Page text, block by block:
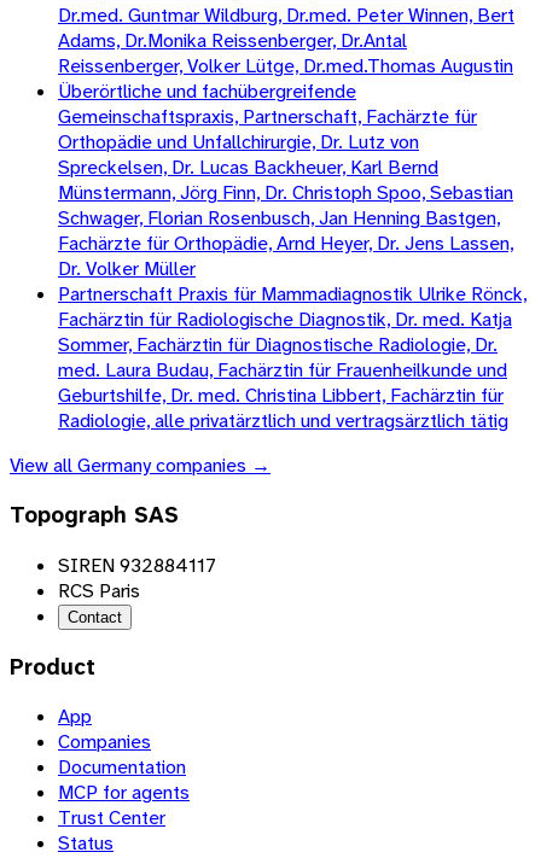
Dr.med. Guntmar Wildburg, Dr.med. Peter Winnen, Bert
Adams, Dr.Monika Reissenberger, Dr.Antal
Reissenberger, Volker Lütge, Dr.med.Thomas Augustin
Überörtliche und fachübergreifende
Gemeinschaftspraxis, Partnerschaft, Fachärzte für
Orthopädie und Unfallchirurgie, Dr. Lutz von
Spreckelsen, Dr. Lucas Backheuer, Karl Bernd
Münstermann, Jörg Finn, Dr. Christoph Spoo, Sebastian
Schwager, Florian Rosenbusch, Jan Henning Bastgen,
Fachärzte für Orthopädie, Arnd Heyer, Dr. Jens Lassen,
Dr. Volker Müller
Partnerschaft Praxis für Mammadiagnostik Ulrike Rönck,
Fachärztin für Radiologische Diagnostik, Dr. med. Katja
Sommer, Fachärztin für Diagnostische Radiologie, Dr.
med. Laura Budau, Fachärztin für Frauenheilkunde und
Geburtshilfe, Dr. med. Christina Libbert, Fachärztin für
Radiologie, alle privatärztlich und vertragsärztlich tätig
View allGermanycompanies →
Topograph SAS
SIREN 932884117
RCS Paris
Contact
Product
App
Companies
Documentation
MCP for agents
Trust Center
Status